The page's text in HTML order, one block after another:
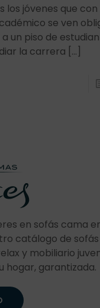
los jóvenes que con
se ven
un piso de
la carrera […]
en sofás cama
catálogo de
y mobiliario
hogar, garantizada.